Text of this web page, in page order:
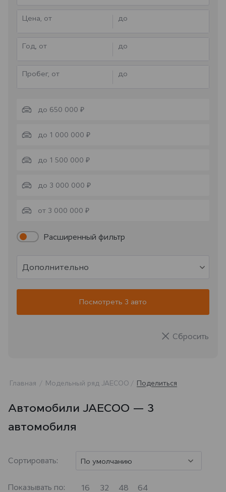
Цена, от до
Год, от до
Пробег, от до
до 650 000 ₽
до 1 000 000 ₽
до 1 500 000 ₽
до 3 000 000 ₽
от 3 000 000 ₽
Расширенный фильтр
Дополнительно
Сбросить
Посмотреть 3 авто
Главная Модельный ряд JAECOO Поделиться
Автомобили JAECOO — 3
автомобиля
Сортировать: По умолчанию
Показывать по: 16 32 48 64